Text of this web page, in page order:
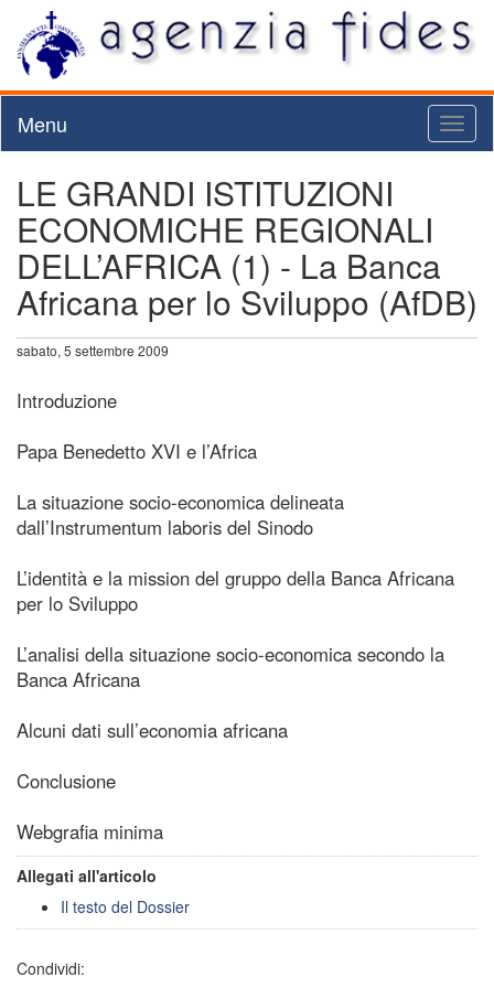
Menu
LE GRANDI ISTITUZIONI
ECONOMICHE REGIONALI
DELL’AFRICA (1) - La Banca
Africana per lo Sviluppo (AfDB)
sabato, 5 settembre 2009
Introduzione
Papa Benedetto XVI e l’Africa
La situazione socio-economica delineata
dall’Instrumentum laboris del Sinodo
L’identità e la mission del gruppo della Banca Africana
per lo Sviluppo
L’analisi della situazione socio-economica secondo la
Banca Africana
Alcuni dati sull’economia africana
Conclusione
Webgrafia minima
Allegati all'articolo
Il testo del Dossier
Condividi: